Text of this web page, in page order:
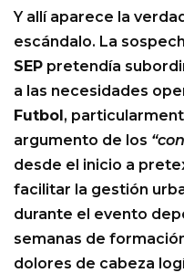
Y allí aparece la
escándalo. La
SEP pretendía
a las necesidades
Futbol,
argumento de los
desde el inicio a
facilitar la gestión
durante el evento
semanas de
dolores de cabeza